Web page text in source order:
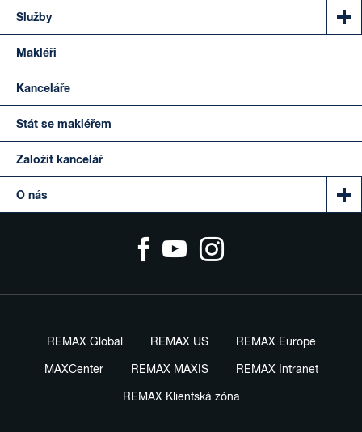
Služby
Makléři
Kanceláře
Stát se makléřem
Založit kancelář
O nás
REMAX Global REMAX US REMAX Europe
MAXCenter REMAX MAXIS REMAX Intranet
REMAX Klientská zóna